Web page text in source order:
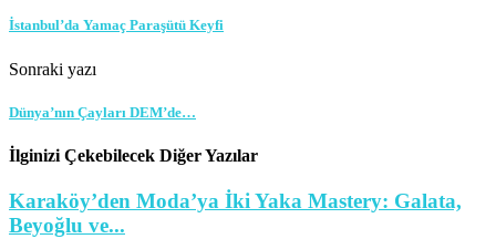
İstanbul’da Yamaç Paraşütü Keyfi
Sonraki yazı
Dünya’nın Çayları DEM’de…
İlginizi Çekebilecek Diğer Yazılar
Karaköy’den Moda’ya İki Yaka Mastery: Galata,
Beyoğlu ve...